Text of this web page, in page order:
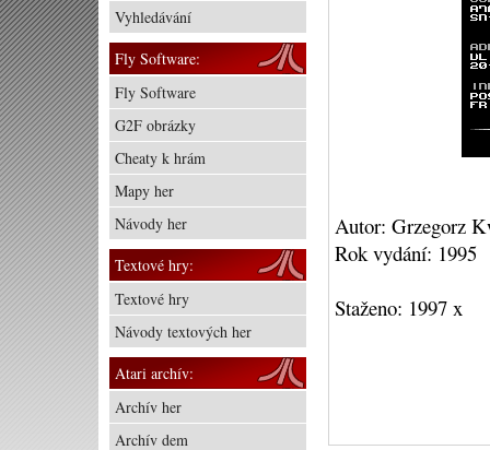
Autor: Grzegorz
Rok vydání: 1995
Staženo: 1997 x
Vyhledávání
Fly Software:
Fly Software
G2F obrázky
Cheaty k hrám
Mapy her
Návody her
Textové hry:
Textové hry
Návody textových her
Atari archív:
Archív her
Archív dem